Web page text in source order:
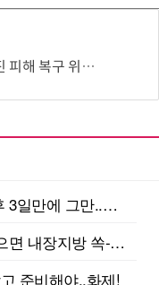
의나눔에 1억원 기부